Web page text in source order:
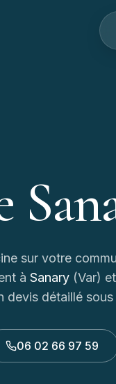
sur votre
à Sanary (Var)
devis détaillé sous
06 02 66 97 59